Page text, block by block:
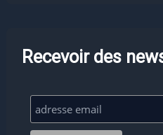
Recevoir des